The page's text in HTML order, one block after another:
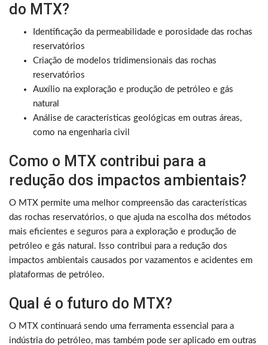
do MTX?
Identificação da permeabilidade e porosidade das rochas
reservatórios
Criação de modelos tridimensionais das rochas
reservatórios
Auxílio na exploração e produção de petróleo e gás
natural
Análise de características geológicas em outras áreas,
como na engenharia civil
Como o MTX contribui para a
redução dos impactos ambientais?
O MTX permite uma melhor compreensão das características
das rochas reservatórios, o que ajuda na escolha dos métodos
mais eficientes e seguros para a exploração e produção de
petróleo e gás natural. Isso contribui para a redução dos
impactos ambientais causados por vazamentos e acidentes em
plataformas de petróleo.
Qual é o futuro do MTX?
O MTX continuará sendo uma ferramenta essencial para a
indústria do petróleo, mas também pode ser aplicado em outras